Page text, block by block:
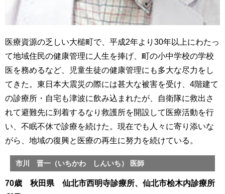
医療資源の乏しい大槌町で、平成2年より30年以上にわたっ
て地域住民の健康管理に人生を捧げ、町の小中学校の学校
医を務めるなど、児童生徒の健康管理にも多大な尽力をし
てきた。東日本大震災の際には甚大な被害を受け、4階建て
の診療所・自宅も津波に飲み込まれたが、自衛隊に救出さ
れて避難先に到着するなり救護所を開設して医療活動を行
い、不眠不休で診療を続けた。現在でも人々に寄り添いな
がら、地域の復興と医療の再生に努力を続けている。
市川 晋一（いちかわ しんいち） 医師
70歳 秋田県 仙北市西明寺診療所、仙北市桧木内診療所